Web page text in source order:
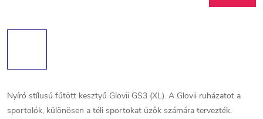
Nyíró stílusú fűtött kesztyű Glovii GS3 (XL). A Glovii ruházatot a
sportolók, különösen a téli sportokat űzők számára tervezték.